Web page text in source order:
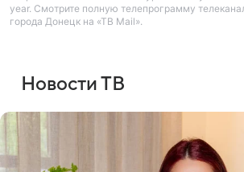
year. Смотрите полную телепрограмму
города Донецк на «ТВ Mail».
Новости ТВ